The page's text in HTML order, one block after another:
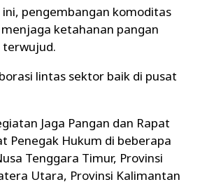
pengembangan komoditas
ketahanan pangan
terwujud.
lintas sektor baik di pusat
Jaga Pangan dan Rapat
Penegak Hukum di beberapa
Tenggara Timur, Provinsi
Utara, Provinsi Kalimantan